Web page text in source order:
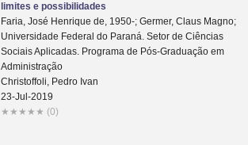
limites e possibilidades
Faria, José Henrique de, 1950-; Germer, Claus Magno;
Universidade Federal do Paraná. Setor de Ciências
Sociais Aplicadas. Programa de Pós-Graduação em
Administração
Christoffoli, Pedro Ivan
23-Jul-2019
★ ★ ★ ★ ★ (0)